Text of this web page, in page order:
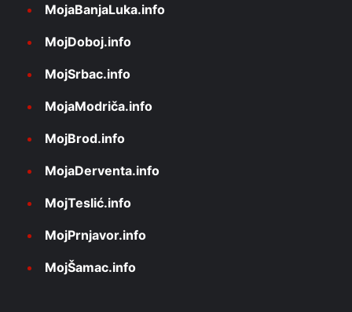
MojaBanjaLuka.info
MojDoboj.info
MojSrbac.info
MojaModriča.info
MojBrod.info
MojaDerventa.info
MojTeslić.info
MojPrnjavor.info
MojŠamac.info